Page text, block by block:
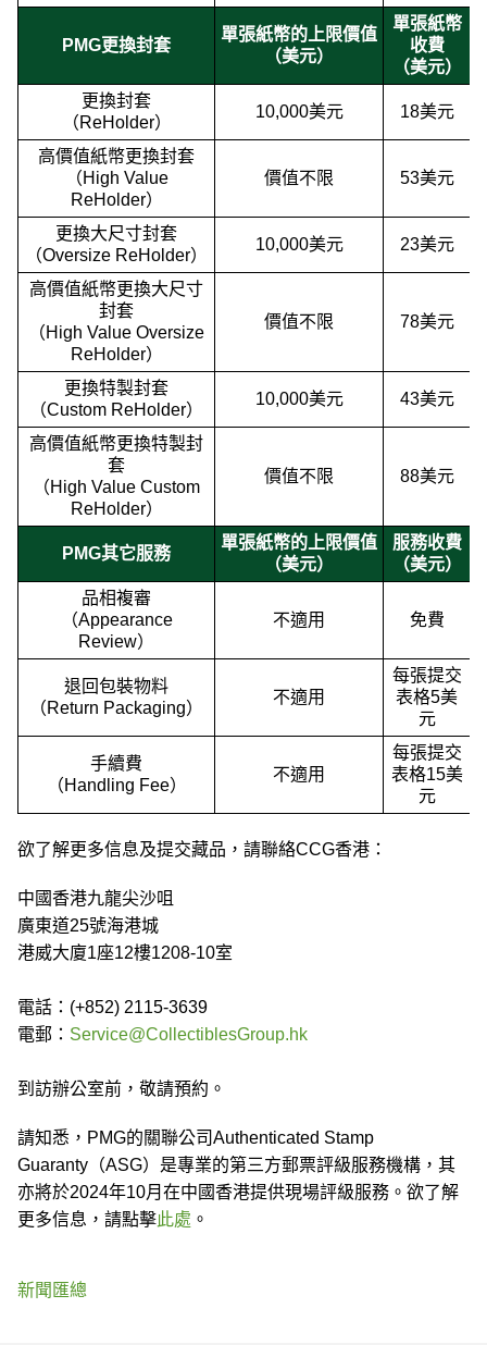
PMG更換封套
單張紙幣的上限價值
（美元）
單張紙幣
收費
（美元）
更換封套
（ReHolder）
10,000美元 18美元
高價值紙幣更換封套
（High Value
ReHolder）
價值不限 53美元
更換大尺寸封套
（Oversize ReHolder）
10,000美元 23美元
高價值紙幣更換大尺寸
封套
（High Value Oversize
ReHolder）
價值不限 78美元
更換特製封套
（Custom ReHolder）
10,000美元 43美元
高價值紙幣更換特製封
套
（High Value Custom
ReHolder）
價值不限 88美元
PMG其它服務
單張紙幣的上限價值
（美元）
服務收費
（美元）
品相複審
（Appearance
Review）
不適用 免費
退回包裝物料
（Return Packaging）
不適用
每張提交
表格5美
元
手續費
（Handling Fee）
不適用
每張提交
表格15美
元
欲了解更多信息及提交藏品，請聯絡CCG香港：
中國香港九龍尖沙咀
廣東道25號海港城
港威大廈1座12樓1208-10室
電話：(+852) 2115-3639
電郵： Service@CollectiblesGroup.hk
到訪辦公室前，敬請預約。
請知悉，PMG的關聯公司Authenticated Stamp
Guaranty（ASG）是專業的第三方郵票評級服務機構，其
亦將於2024年10月在中國香港提供現場評級服務。欲了解
更多信息，請點擊此處 。
新聞匯總